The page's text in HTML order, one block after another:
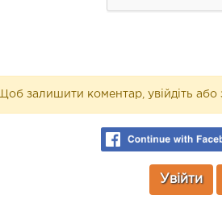
Щоб залишити коментар, увійдіть або
Увійти